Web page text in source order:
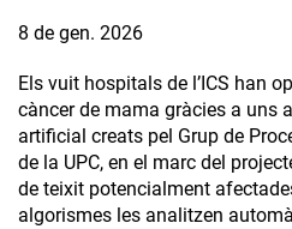
8 de gen. 2026
Els vuit hospitals de l’ICS han
càncer de mama gràcies a uns
artificial creats pel Grup de
de la UPC, en el marc del
de teixit potencialment
algorismes les analitzen